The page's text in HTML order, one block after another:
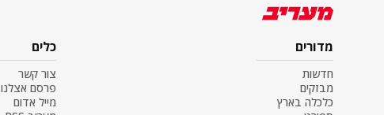
מדורים
חדשות
מבזקים
כלכלה בארץ
כלים
צור קשר
פרסם אצלנו
מייל אדום